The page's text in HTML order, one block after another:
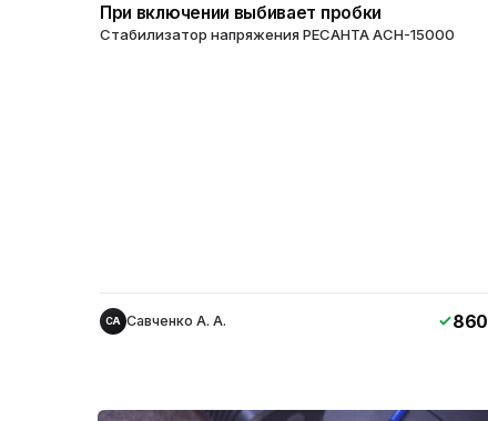
При включении выбивает пробки
Стабилизатор напряжения РЕСАНТА АСН-15000
СА Савченко А. А.